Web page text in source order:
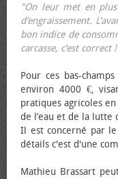
"On leur met en
d’engraissement.
bon indice de
carcasse, c’est correct
Pour ces bas-
environ 4000 €,
pratiques agricoles
de l’eau et de la lutte
Il est concerné par le
détails c'est d'une
Mathieu Brassart